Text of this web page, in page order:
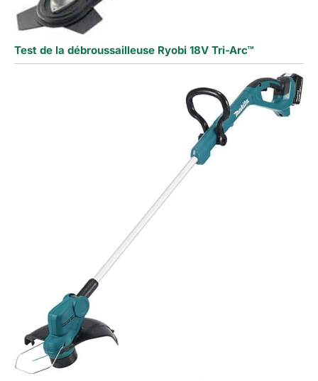
Test de la débroussailleuse Ryobi 18V Tri-Arc™